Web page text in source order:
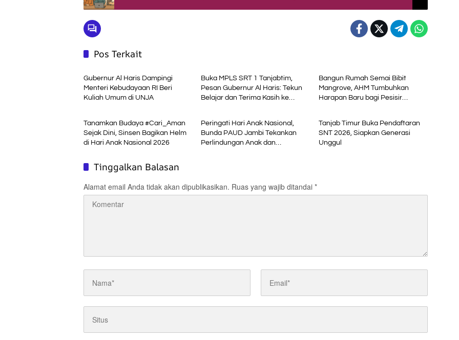
Pos Terkait
Advetorial
Gubernur Al Haris Dampingi
Menteri Kebudayaan RI Beri
Kuliah Umum di UNJA
Buka MPLS SRT 1 Tanjabtim,
Pesan Gubernur Al Haris: Tekun
Belajar dan Terima Kasih ke
Bangun Rumah Semai Bibit
Mangrove, AHM Tumbuhkan
Harapan Baru bagi Pesisir
Tanamkan Budaya #Cari_Aman
Sejak Dini, Sinsen Bagikan Helm
di Hari Anak Nasional 2026
Advetorial
Peringati Hari Anak Nasional,
Bunda PAUD Jambi Tekankan
Perlindungan Anak dan
Advetorial
Tanjab Timur Buka Pendaftaran
SNT 2026, Siapkan Generasi
Unggul
Tinggalkan Balasan
Alamat email Anda tidak akan dipublikasikan. Ruas yang wajib ditandai *